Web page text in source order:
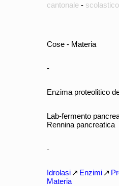
cantonale - scolastico
Cose - Materia
-
Enzima proteolitico
Lab-fermento
Rennina pancreatica
-
Idrolasi Enzimi
Materia